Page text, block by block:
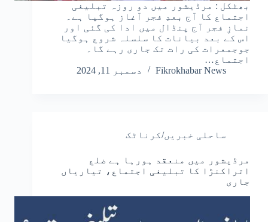
بھٹکل : مرڈیشور میں دو روزہ تبلیغی
اجتماع کا آج بعدِ فجر آغاز ہوگیا ہے۔
نمازِ فجر آج پنڈال میں ادا کی گئی اور
اس کے بعد بیانات کا سلسلہ شروع ہوگیا
جوجمعرات کی رات تک جاری رہے گا۔
اجتماع…
Fikrokhabar News
دسمبر 11, 2024
ساحلی خبریں/کرناٹک
مرڈیشور میں منعقد ہورہا ہے ضلع
اتراکنڑا کا تبلیغی اجتماع، تیاریاں
جاری